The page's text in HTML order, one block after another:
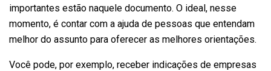
importantes estão naquele documento. O ideal, nesse
momento, é contar com a ajuda de pessoas que entendam
melhor do assunto para oferecer as melhores orientações.
Você pode, por exemplo, receber indicações de empresas